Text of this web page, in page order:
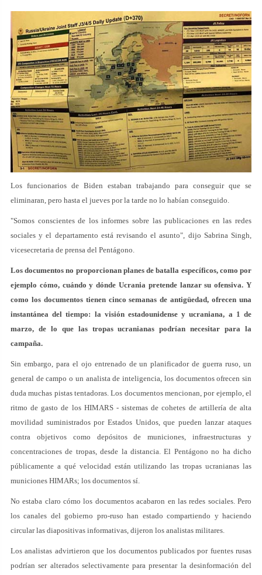
Los funcionarios de Biden estaban trabajando para conseguir que se
eliminaran, pero hasta el jueves por la tarde no lo habían conseguido.
"Somos conscientes de los informes sobre las publicaciones en las redes
sociales y el departamento está revisando el asunto", dijo Sabrina Singh,
vicesecretaria de prensa del Pentágono.
Los documentos no proporcionan planes de batalla específicos, como por
ejemplo cómo, cuándo y dónde Ucrania pretende lanzar su ofensiva. Y
como los documentos tienen cinco semanas de antigüedad, ofrecen una
instantánea del tiempo: la visión estadounidense y ucraniana, a 1 de
marzo, de lo que las tropas ucranianas podrían necesitar para la
campaña.
Sin embargo, para el ojo entrenado de un planificador de guerra ruso, un
general de campo o un analista de inteligencia, los documentos ofrecen sin
duda muchas pistas tentadoras. Los documentos mencionan, por ejemplo, el
ritmo de gasto de los HIMARS - sistemas de cohetes de artillería de alta
movilidad suministrados por Estados Unidos, que pueden lanzar ataques
contra objetivos como depósitos de municiones, infraestructuras y
concentraciones de tropas, desde la distancia. El Pentágono no ha dicho
públicamente a qué velocidad están utilizando las tropas ucranianas las
municiones HIMARs; los documentos sí.
No estaba claro cómo los documentos acabaron en las redes sociales. Pero
los canales del gobierno pro-ruso han estado compartiendo y haciendo
circular las diapositivas informativas, dijeron los analistas militares.
Los analistas advirtieron que los documentos publicados por fuentes rusas
podrían ser alterados selectivamente para presentar la desinformación del